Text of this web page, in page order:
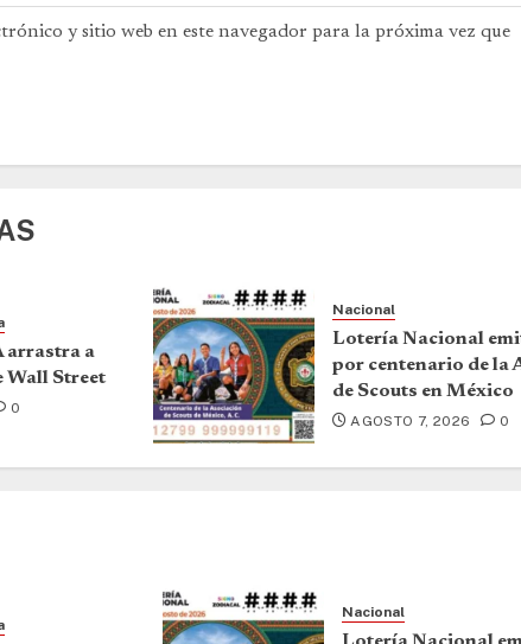
y sitio web en este navegador para la próxima vez que
arrastra a
Wall Street
0
Nacional
Lotería Nacional
por centenario de la
de Scouts en México
AGOSTO 7, 2026 0
Nacional